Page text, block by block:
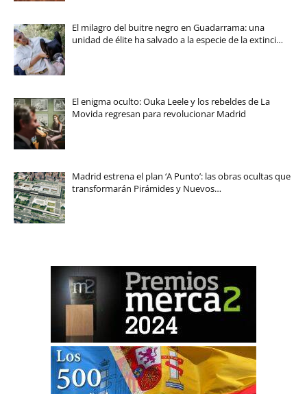
El milagro del buitre negro en Guadarrama: una
unidad de élite ha salvado a la especie de la extinci…
El enigma oculto: Ouka Leele y los rebeldes de La
Movida regresan para revolucionar Madrid
Madrid estrena el plan ‘A Punto’: las obras ocultas que
transformarán Pirámides y Nuevos…